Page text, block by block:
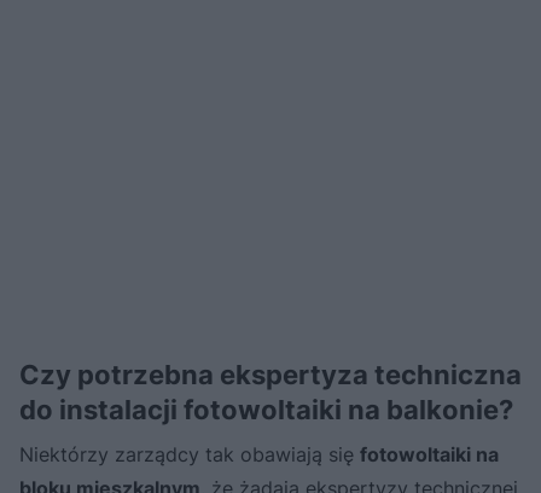
Czy potrzebna ekspertyza techniczna
do instalacji fotowoltaiki na balkonie?
Niektórzy zarządcy tak obawiają się fotowoltaiki na
bloku mieszkalnym, że żądają ekspertyzy technicznej